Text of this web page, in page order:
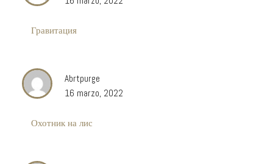
Гравитация
Abrtpurge
16 marzo, 2022
Охотник на лис